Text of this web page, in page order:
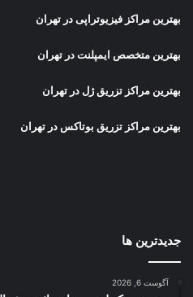
بهترین مراکز فیزیوتراپی در تهران
بهترین متخصص ایمپلنت در تهران
بهترین مراکز تزریق ژل در تهران
بهترین مراکز تزریق بوتاکس در تهران
جدیدترین ها
آگوست 6, 2026